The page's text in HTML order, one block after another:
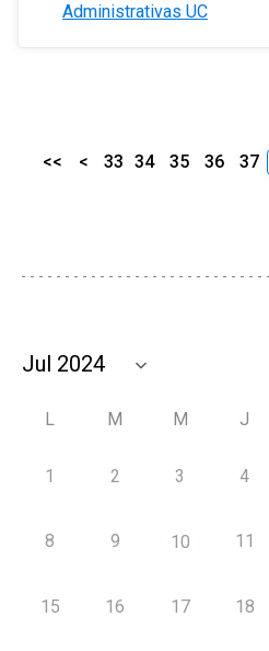
Administrativas UC
<< < 33 34 35 36 37
L M M J
1 2 3 4
8 9 10 11
15 16 17 18